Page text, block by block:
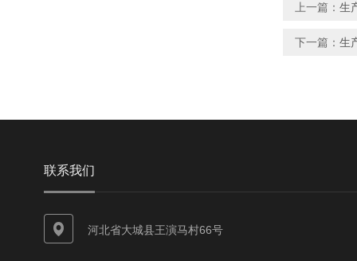
上一篇： 生
下一篇： 生
联系我们
河北省大城县王演马村66号